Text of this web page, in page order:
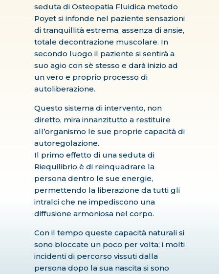
seduta di Osteopatia Fluidica metodo
Poyet si infonde nel paziente sensazioni
di tranquillità estrema, assenza di ansie,
totale decontrazione muscolare. In
secondo luogo il paziente si sentirà a
suo agio con sè stesso e darà inizio ad
un vero e proprio processo di
autoliberazione.
Questo sistema di intervento, non
diretto, mira innanzitutto a restituire
all’organismo le sue proprie capacità di
autoregolazione.
Il primo effetto di una seduta di
Riequilibrio è di reinquadrare la
persona dentro le sue energie,
permettendo la liberazione da tutti gli
intralci che ne impediscono una
diffusione armoniosa nel corpo.
Con il tempo queste capacità naturali si
sono bloccate un poco per volta; i molti
incidenti di percorso vissuti dalla
persona dopo la sua nascita si sono